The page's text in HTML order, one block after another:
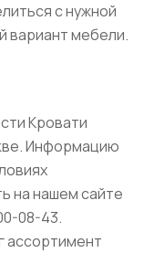
с нужной
вариант мебели.
Кровати
Информацию
на нашем сайте
08-43.
ассортимент